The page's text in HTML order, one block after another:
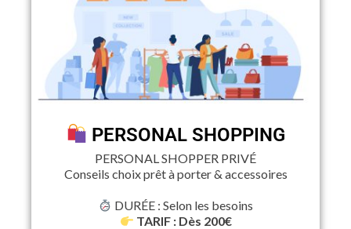
PERSONAL SHOPPING
PERSONAL SHOPPER PRIVÉ
Conseils choix prêt à porter & accessoires
DURÉE : Selon les besoins
TARIF : Dès 200€